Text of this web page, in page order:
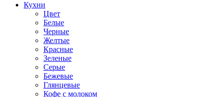
Кухни
Цвет
Белые
Черные
Желтые
Красные
Зеленые
Серые
Бежевые
Глянцевые
Кофе с молоком